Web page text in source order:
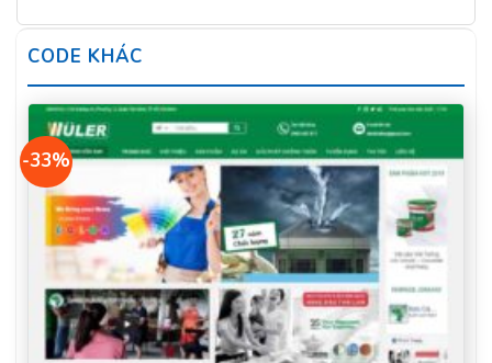
CODE KHÁC
-33%